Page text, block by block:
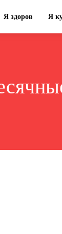
Я здоров Я